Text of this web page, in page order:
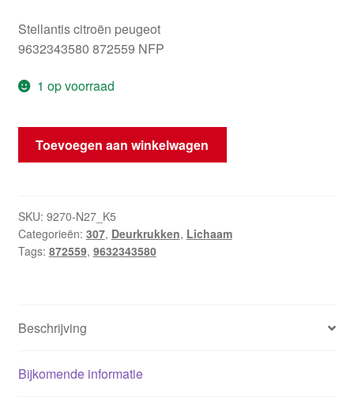
Stellantis citroën peugeot
9632343580 872559 NFP
1 op voorraad
Knop
voor
deur
Peugeot
307
aantal
Toevoegen aan winkelwagen
SKU: 9270-N27_K5
Categorieën: 307, Deurkrukken, Lichaam
Tags: 872559, 9632343580
Beschrijving
Bijkomende informatie